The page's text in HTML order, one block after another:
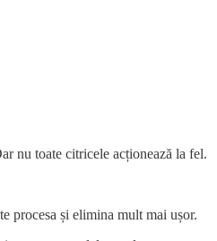
nu toate citricele acționează la fel.
procesa și elimina mult mai ușor.